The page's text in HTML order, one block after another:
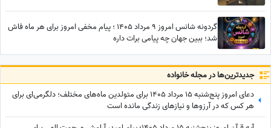
گردونه شانس امروز 9 مرداد 1405 ؛ پیام مخفی امروز برای هر ماه فاش
شد؛ ببین جهان چه پیامی برات داره
جدید‌ترین‌ها در مجله خانواده
دعای امروز پنج‌شنبه 15 مرداد 1405 برای متولدین ماه‌های مختلف؛ دلگرمی‌ای برای
هر کس که در آرزوها و نیازهای زندگی مانده است